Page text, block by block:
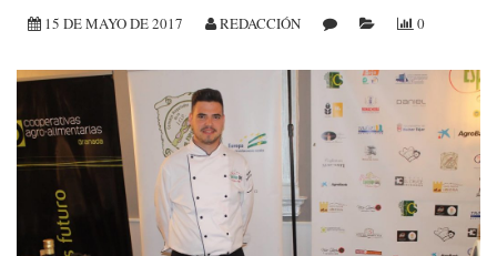
15 DE MAYO DE 2017 REDACCIÓN 0